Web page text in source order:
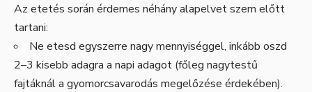
Az etetés során érdemes néhány alapelvet szem előtt
tartani:
Ne etesd egyszerre nagy mennyiséggel, inkább oszd
2–3 kisebb adagra a napi adagot (főleg nagytestű
fajtáknál a gyomorcsavarodás megelőzése érdekében).